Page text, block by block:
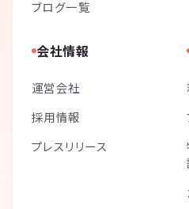
ブログ一覧
会社情報
運営会社
採用情報
プレスリリース